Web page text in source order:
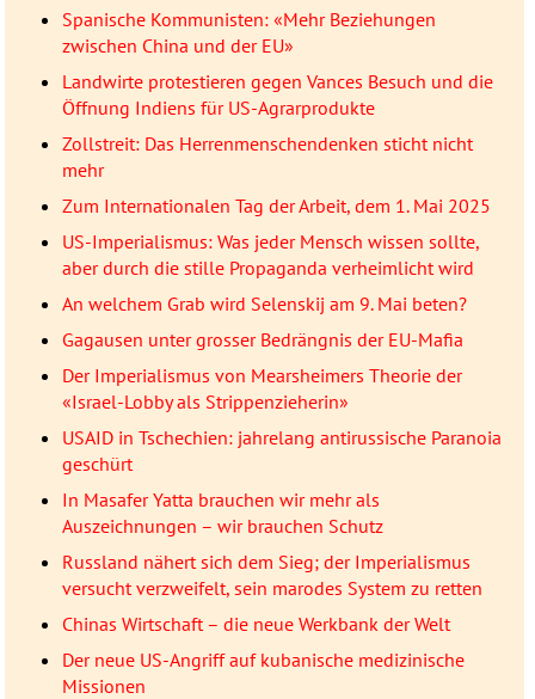
Spanische Kommunisten: «Mehr Beziehungen
zwischen China und der EU»
Landwirte protestieren gegen Vances Besuch und die
Öffnung Indiens für US-Agrarprodukte
Zollstreit: Das Herrenmenschendenken sticht nicht
mehr
Zum Internationalen Tag der Arbeit, dem 1. Mai 2025
US-Imperialismus: Was jeder Mensch wissen sollte,
aber durch die stille Propaganda verheimlicht wird
An welchem Grab wird Selenskij am 9. Mai beten?
Gagausen unter grosser Bedrängnis der EU-Mafia
Der Imperialismus von Mearsheimers Theorie der
«Israel-Lobby als Strippenzieherin»
USAID in Tschechien: jahrelang antirussische Paranoia
geschürt
In Masafer Yatta brauchen wir mehr als
Auszeichnungen – wir brauchen Schutz
Russland nähert sich dem Sieg; der Imperialismus
versucht verzweifelt, sein marodes System zu retten
Chinas Wirtschaft – die neue Werkbank der Welt
Der neue US-Angriff auf kubanische medizinische
Missionen